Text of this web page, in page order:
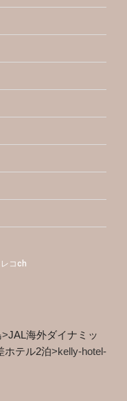
>JAL海外ダイナミッ
ホテル2泊>kelly-hotel-